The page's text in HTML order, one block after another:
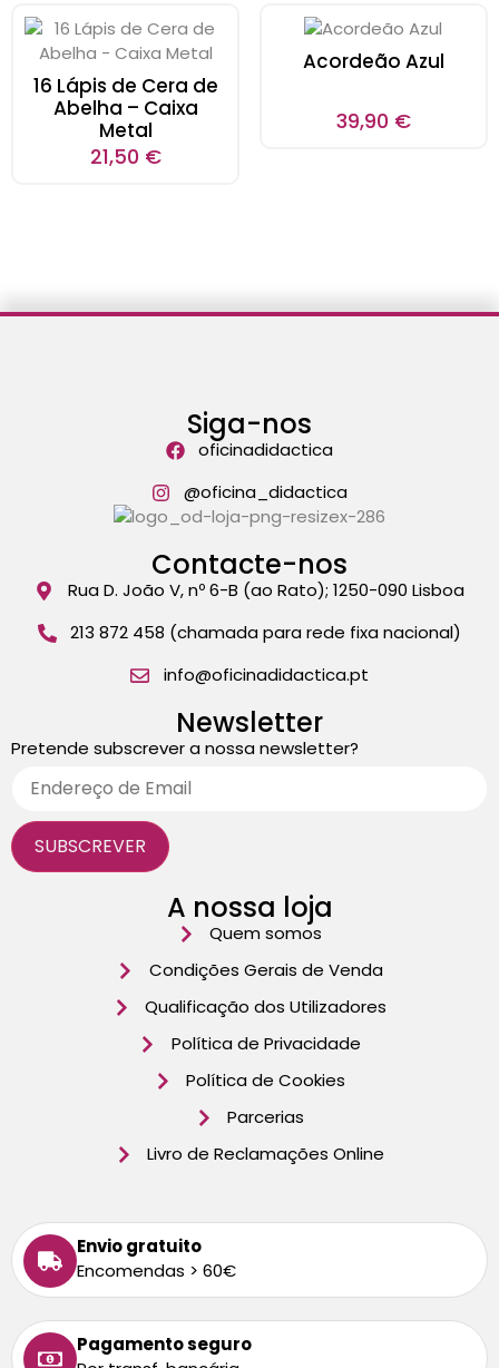
16 Lápis de Cera de
Abelha – Caixa
Metal
21,50 €
Acordeão Azul
39,90 €
Siga-nos
oficinadidactica
@oficina_didactica
Contacte-nos
Rua D. João V, nº 6-B (ao Rato); 1250-090 Lisboa
213 872 458 (chamada para rede fixa nacional)
info@oficinadidactica.pt
Newsletter
Pretende subscrever a nossa newsletter?
A nossa loja
Quem somos
Condições Gerais de Venda
Qualificação dos Utilizadores
Política de Privacidade
Política de Cookies
Parcerias
Livro de Reclamações Online
Envio gratuito
Encomendas > 60€
Pagamento seguro